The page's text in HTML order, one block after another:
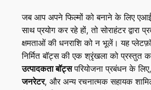
जब आप अपने फिल्मों को बनाने के लिए
साथ प्रयोग कर रहे हों, तो सोराहंटर द्वारा
क्षमताओं की धनराशि को न भूलें। यह
निर्मित बॉट्स की एक श्रृंखला को प्रस्तुत
उत्पादकता बॉट्सपरियोजना प्रबंधन के
जनरेटर, और अन्य रचनात्मक सहायक